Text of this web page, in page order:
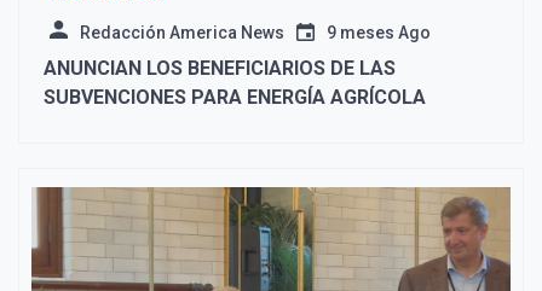
Redacción America News 9 meses Ago
ANUNCIAN LOS BENEFICIARIOS DE LAS
SUBVENCIONES PARA ENERGÍA AGRÍCOLA